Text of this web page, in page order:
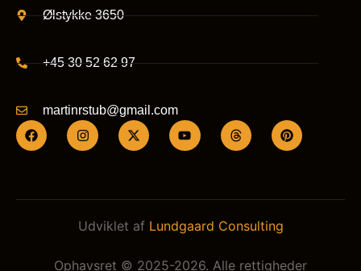
Ølstykke 3650
+45 30 52 62 97
martinrstub@gmail.com
Udviklet af Lundgaard Consulting
Ophavsret © 2025-2026. Alle rettigheder